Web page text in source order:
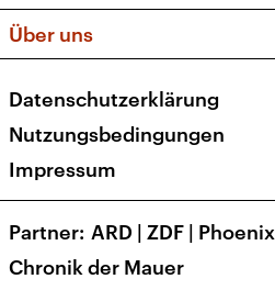
Apps
Newsletter
Veranstaltungen
Social Media
Über uns
Presse
Karriere
Transparenz
Datenschutzerklärung
Nutzungsbedingungen
Impressum
Partner ARD | ZDF | Phoenix
Chronik der Mauer